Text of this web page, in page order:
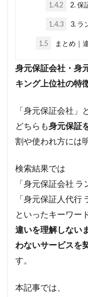
1.4.2 2. 保
1.4.3 3. ラ
1.5 まとめ｜
身元保証会社・身
キング上位社の特
「身元保証会社」
どちらも身元保証
割や使われ方には
検索結果では
「身元保証会社 ラ
「身元保証人代行
といったキーワー
違いを理解しない
わないサービスを
す。
本記事では、